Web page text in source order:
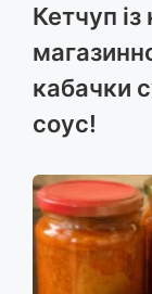
Кетчуп із
кабачки
соус!